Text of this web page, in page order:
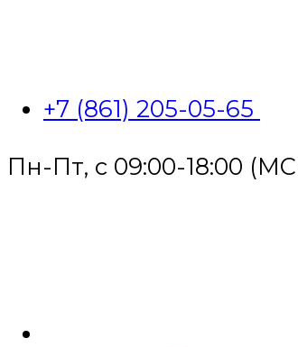
+7 (861) 205-05-65
Пн-Пт, с 09:00-18:00